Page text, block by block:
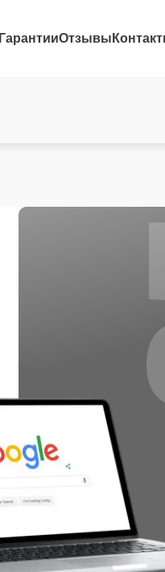
ГарантииОтзывы